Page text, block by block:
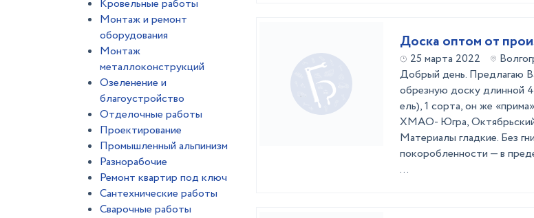
Кровельные работы
Монтаж и ремонт
оборудования
Монтаж
металлоконструкций
Озеленение и
благоустройство
Отделочные работы
Проектирование
Промышленный альпинизм
Разнорабочие
Ремонт квартир под ключ
Сантехнические работы
Сварочные работы
Доска оптом от
25 марта 2022
Добрый день. Предлагаю
обрезную доску длинной
ель), 1 сорта, он же
ХМАО- Югра,
Материалы гладкие. Без
покоробленности — в
...